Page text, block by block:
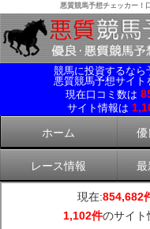
悪質競馬予想チェッカー！
競馬に投資するなら
悪質競馬予想サイト
現在口コミ数は
サイト情報は
ホーム 優
レース情報 最
現在:854,682
1,102件のサイト